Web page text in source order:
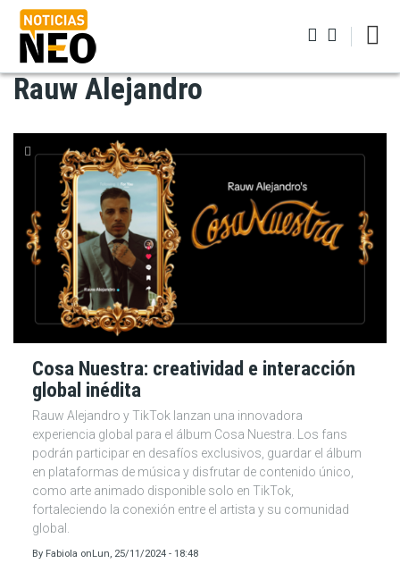
Pasar
contenido
principal
Rauw Alejandro
Cosa Nuestra: creatividad e interacción
global inédita
Rauw Alejandro y TikTok lanzan una innovadora
experiencia global para el álbum Cosa Nuestra. Los fans
podrán participar en desafíos exclusivos, guardar el álbum
en plataformas de música y disfrutar de contenido único,
como arte animado disponible solo en TikTok,
fortaleciendo la conexión entre el artista y su comunidad
global.
By Fabiola on Lun, 25/11/2024 - 18:48